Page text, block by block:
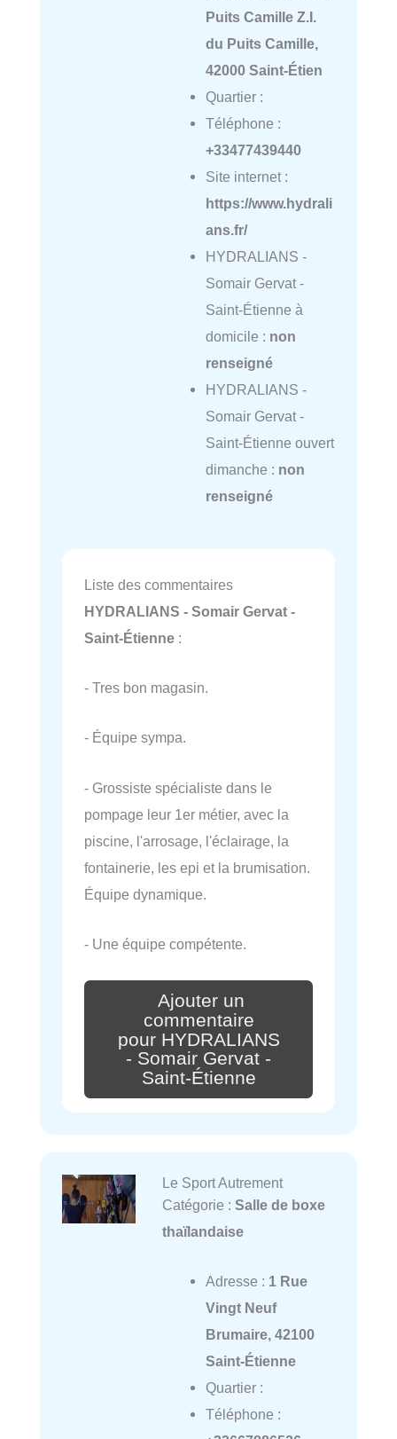
Puits Camille Z.I.
du Puits Camille,
42000 Saint-Étien
Quartier :
Téléphone :
+33477439440
Site internet :
https://www.hydrali
ans.fr/
HYDRALIANS -
Somair Gervat -
Saint-Étienne à
domicile : non
renseigné
HYDRALIANS -
Somair Gervat -
Saint-Étienne ouvert
dimanche : non
renseigné
Liste des commentaires
HYDRALIANS - Somair Gervat -
Saint-Étienne :
- Tres bon magasin.
- Équipe sympa.
- Grossiste spécialiste dans le
pompage leur 1er métier, avec la
piscine, l'arrosage, l'éclairage, la
fontainerie, les epi et la brumisation.
Équipe dynamique.
- Une équipe compétente.
Ajouter un
commentaire
pour HYDRALIANS
- Somair Gervat -
Saint-Étienne
Le Sport Autrement
Catégorie : Salle de boxe
thaïlandaise
Adresse : 1 Rue
Vingt Neuf
Brumaire, 42100
Saint-Étienne
Quartier :
Téléphone :